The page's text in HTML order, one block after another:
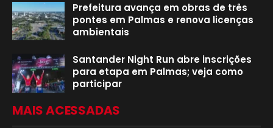
Prefeitura avança em obras de três
pontes em Palmas e renova licenças
ambientais
Santander Night Run abre inscrições
para etapa em Palmas; veja como
participar
MAIS ACESSADAS